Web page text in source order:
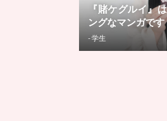
『賭ケグルイ』
ングなマンガです
- 学生